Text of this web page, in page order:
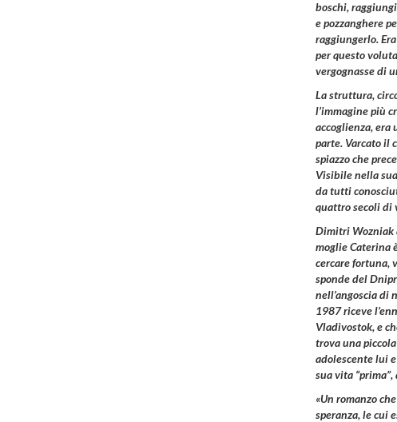
boschi,
e pozzanghere
raggiungerlo.
per questo
vergognasse di
Lastruttura,
l’immagine più
accoglienza, era
parte. Varcato il
spiazzo che
Visibile nella
da tutti
quattro secoli di
Dimitri Wozniak
moglie Caterina
cercare fortuna,
sponde del
nell’angoscia di
1987 riceve
Vladivostok, e
trova una
adolescente lui
sua vita
«Un romanzo
speranza, le cui